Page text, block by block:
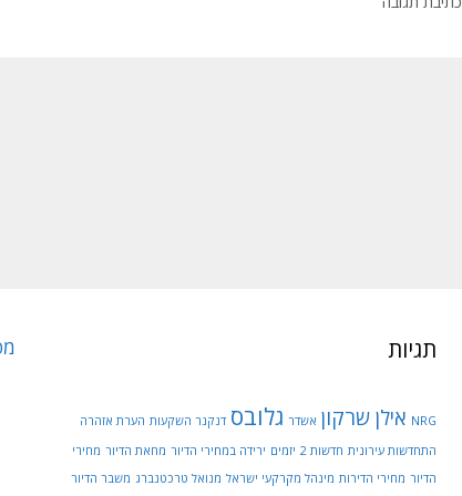
o
e
תגיות
NRG אילן שרקון אשדר גלובס דנקנר השקעות הערת אזהרה
התחדשות עירונית חדשות 2 יזמים ירידה במחירי הדיור מחאת הדיור מחירי
הדיור מחירי הדירות מינהל מקרקעי ישראל מנואל טרכטנברג משבר הדיור